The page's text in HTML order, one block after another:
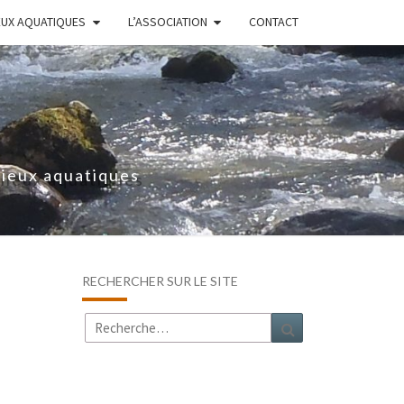
AQUATIQUES L’ASSOCIATION CONTACT
aquatiques
RECHERCHER SUR LE SITE
Rechercher :